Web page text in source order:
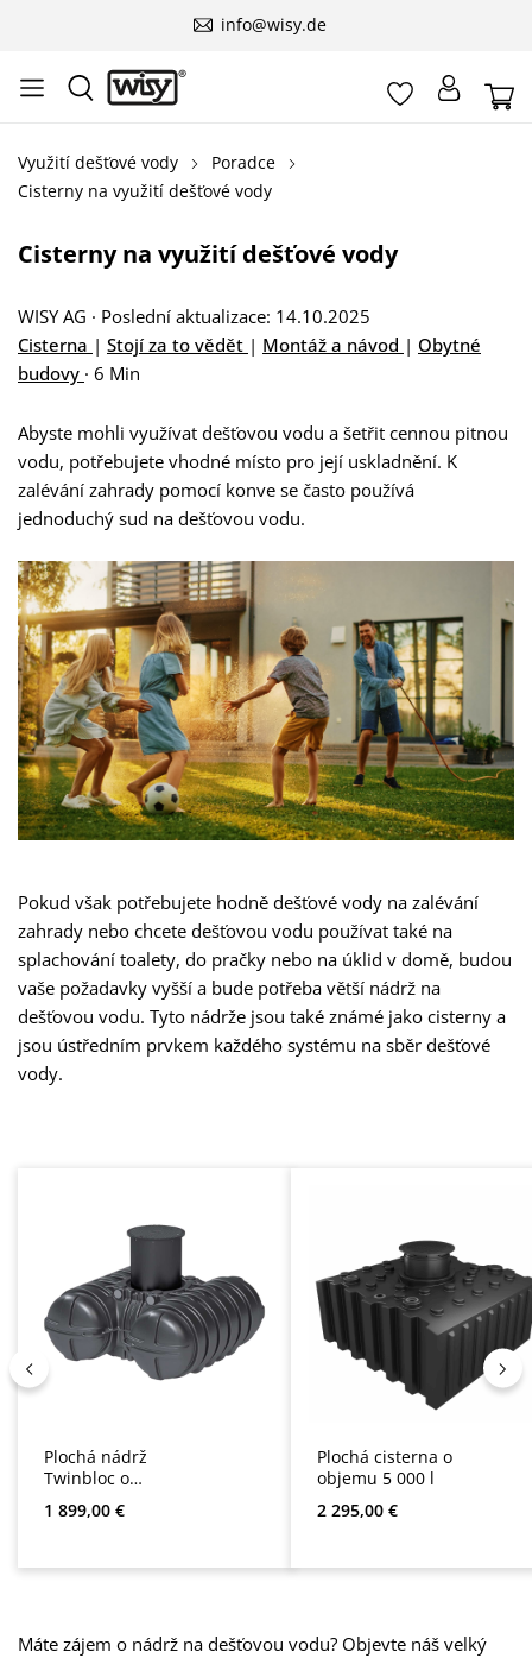
info@wisy.de
Využití dešťové vody
Poradce
Cisterny na využití dešťové vody
Cisterny na využití dešťové vody
WISY AG · Poslední aktualizace: 14.10.2025
Cisterna | Stojí za to vědět | Montáž a návod | Obytné
budovy · 6 Min
Abyste mohli využívat dešťovou vodu a šetřit cennou pitnou
vodu, potřebujete vhodné místo pro její uskladnění. K
zalévání zahrady pomocí konve se často používá
jednoduchý sud na dešťovou vodu.
Pokud však potřebujete hodně dešťové vody na zalévání
zahrady nebo chcete dešťovou vodu používat také na
splachování toalety, do pračky nebo na úklid v domě, budou
vaše požadavky vyšší a bude potřeba větší nádrž na
dešťovou vodu. Tyto nádrže jsou také známé jako cisterny a
jsou ústředním prvkem každého systému na sběr dešťové
vody.
Plochá nádrž
Twinbloc o
objemu 3 500 l
Běžná cena:
1 899,00 €
Plochá cisterna o
objemu 5 000 l
Běžná cena:
2 295,00 €
Máte zájem o nádrž na dešťovou vodu? Objevte náš velký